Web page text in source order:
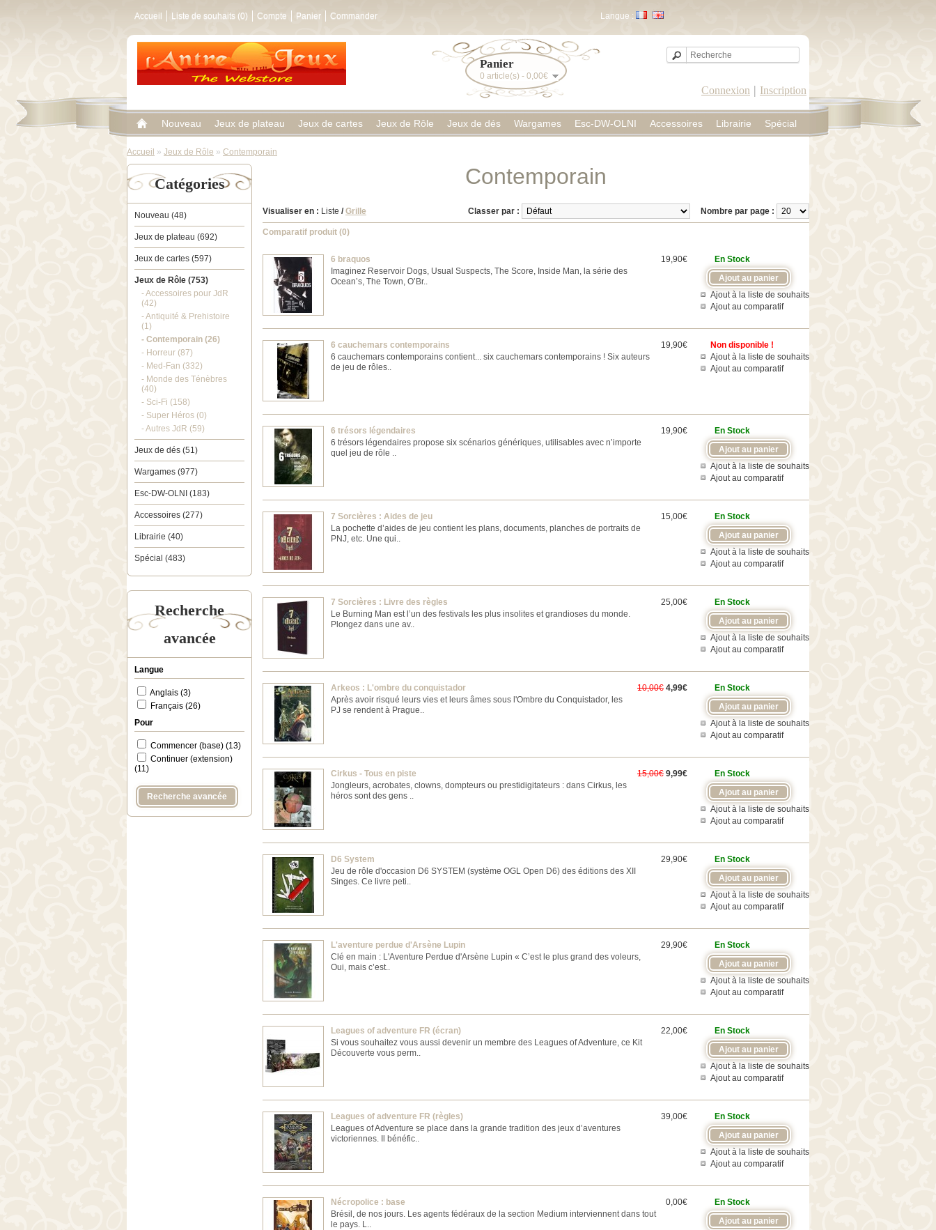
Langue :
Panier
0 article(s) - 0,00€
Connexion | Inscription
Accueil Liste de souhaits (0) Compte Panier Commander
Nouveau Jeux de plateau Jeux de cartes Jeux de Rôle Jeux de dés Wargames Esc-DW-OLNI Accessoires Librairie Spécial
Accueil » Jeux de Rôle » Contemporain
Catégories
Nouveau (48)
Jeux de plateau (692)
Jeux de cartes (597)
Jeux de Rôle (753)
- Accessoires pour JdR
(42)
- Antiquité & Prehistoire
(1)
- Contemporain (26)
- Horreur (87)
- Med-Fan (332)
- Monde des Ténèbres
(40)
- Sci-Fi (158)
- Super Héros (0)
- Autres JdR (59)
Jeux de dés (51)
Wargames (977)
Esc-DW-OLNI (183)
Accessoires (277)
Librairie (40)
Spécial (483)
Recherche
avancée
Langue
Anglais (3)
Français (26)
Pour
Commencer (base) (13)
Continuer (extension)
(11)
Recherche avancée
Contemporain
Visualiser en : Liste / Grille Nombre par page :
Classer par :
Comparatif produit (0)
En Stock
Ajout à la liste de souhaits
Ajout au comparatif
19,90€
6 braquos
Imaginez Reservoir Dogs, Usual Suspects, The Score, Inside Man, la série des
Ocean’s, The Town, O’Br..
Non disponible !
Ajout à la liste de souhaits
Ajout au comparatif
19,90€
6 cauchemars contemporains
6 cauchemars contemporains contient... six cauchemars contemporains ! Six auteurs
de jeu de rôles..
En Stock
Ajout à la liste de souhaits
Ajout au comparatif
19,90€
6 trésors légendaires
6 trésors légendaires propose six scénarios génériques, utilisables avec n’importe
quel jeu de rôle ..
En Stock
Ajout à la liste de souhaits
Ajout au comparatif
15,00€
7 Sorcières : Aides de jeu
La pochette d’aides de jeu contient les plans, documents, planches de portraits de
PNJ, etc. Une qui..
En Stock
Ajout à la liste de souhaits
Ajout au comparatif
25,00€
7 Sorcières : Livre des règles
Le Burning Man est l’un des festivals les plus insolites et grandioses du monde.
Plongez dans une av..
En Stock
Ajout à la liste de souhaits
Ajout au comparatif
10,00€ 4,99€
Arkeos : L'ombre du conquistador
Après avoir risqué leurs vies et leurs âmes sous l'Ombre du Conquistador, les
PJ se rendent à Prague..
En Stock
Ajout à la liste de souhaits
Ajout au comparatif
15,00€ 9,99€
Cirkus - Tous en piste
Jongleurs, acrobates, clowns, dompteurs ou prestidigitateurs : dans Cirkus, les
héros sont des gens ..
En Stock
Ajout à la liste de souhaits
Ajout au comparatif
29,90€
D6 System
Jeu de rôle d'occasion D6 SYSTEM (système OGL Open D6) des éditions des XII
Singes. Ce livre peti..
En Stock
Ajout à la liste de souhaits
Ajout au comparatif
29,90€
L'aventure perdue d'Arsène Lupin
Clé en main : L'Aventure Perdue d'Arsène Lupin « C’est le plus grand des voleurs,
Oui, mais c’est..
En Stock
Ajout à la liste de souhaits
Ajout au comparatif
22,00€
Leagues of adventure FR (écran)
Si vous souhaitez vous aussi devenir un membre des Leagues of Adventure, ce Kit
Découverte vous perm..
En Stock
Ajout à la liste de souhaits
Ajout au comparatif
39,00€
Leagues of adventure FR (règles)
Leagues of Adventure se place dans la grande tradition des jeux d’aventures
victoriennes. Il bénéfic..
En Stock
0,00€
Nécropolice : base
Brésil, de nos jours. Les agents fédéraux de la section Medium interviennent dans tout
le pays. L..